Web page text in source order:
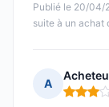
Publié le 20/04/
suite à un achat
A
Note : 3